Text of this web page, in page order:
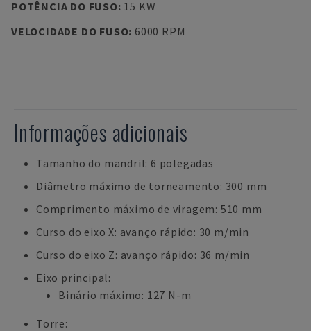
POTÊNCIA DO FUSO: 15 KW
VELOCIDADE DO FUSO: 6000 RPM
Informações adicionais
Tamanho do mandril: 6 polegadas
Diâmetro máximo de torneamento: 300 mm
Comprimento máximo de viragem: 510 mm
Curso do eixo X: avanço rápido: 30 m/min
Curso do eixo Z: avanço rápido: 36 m/min
Eixo principal:
Binário máximo: 127 N-m
Torre: